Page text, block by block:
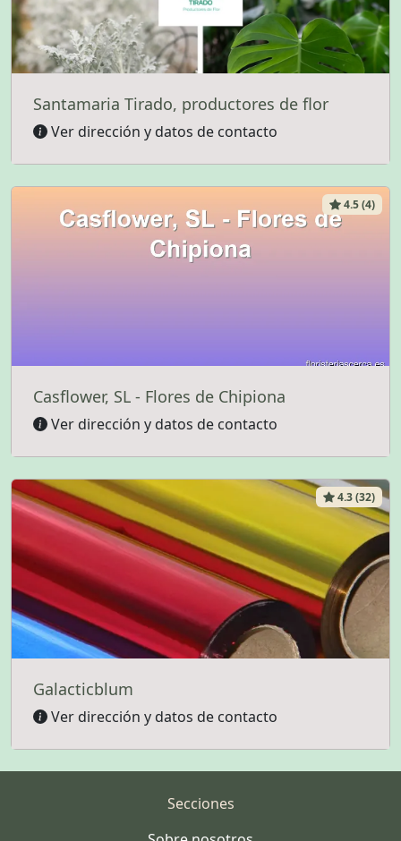
Santamaria Tirado, productores de flor
Ver dirección y datos de contacto
4.5 (4)
Casflower, SL - Flores de Chipiona
Ver dirección y datos de contacto
4.3 (32)
Galacticblum
Ver dirección y datos de contacto
Secciones